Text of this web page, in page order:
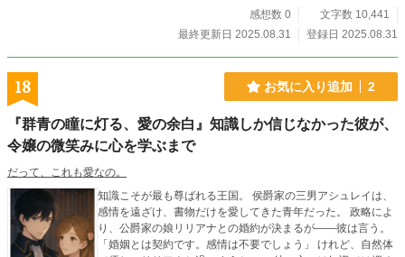
感想数 0
文字数 10,441
最終更新日 2025.08.31
登録日 2025.08.31
18 お気に入り追加 2
『群青の瞳に灯る、愛の余白』知識しか信じなかった彼が、
令嬢の微笑みに心を学ぶまで
だって、これも愛なの。
知識こそが最も尊ばれる王国。 侯爵家の三男アシュレイは、
感情を遠ざけ、書物だけを愛してきた青年だった。 政略によ
り、公爵家の娘リリアナとの婚約が決まるが――彼は言う。
「婚姻とは契約です。感情は不要でしょう」 けれど、自然体